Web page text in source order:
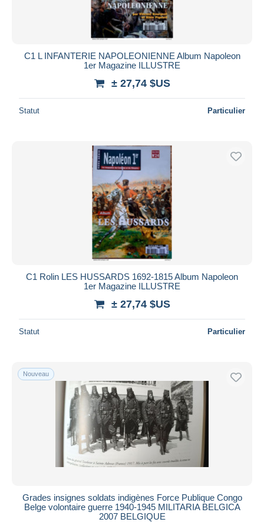
C1 L INFANTERIE NAPOLEONIENNE Album Napoleon
1er Magazine ILLUSTRE
± 27,74 $US
Statut Particulier
C1 Rolin LES HUSSARDS 1692-1815 Album Napoleon
1er Magazine ILLUSTRE
± 27,74 $US
Statut Particulier
Nouveau
Grades insignes soldats indigènes Force Publique Congo
Belge volontaire guerre 1940-1945 MILITARIA BELGICA
2007 BELGIQUE